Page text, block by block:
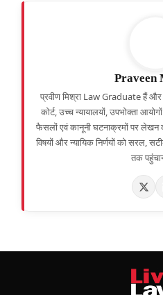
Praveen
प्रवीण मिश्रा Law Graduate हैं और
कोर्ट, उच्च न्यायालयों, उपभोक्ता
फैसलों एवं कानूनी घटनाक्रमों पर लेखन
विषयों और न्यायिक निर्णयों को सरल,
तक